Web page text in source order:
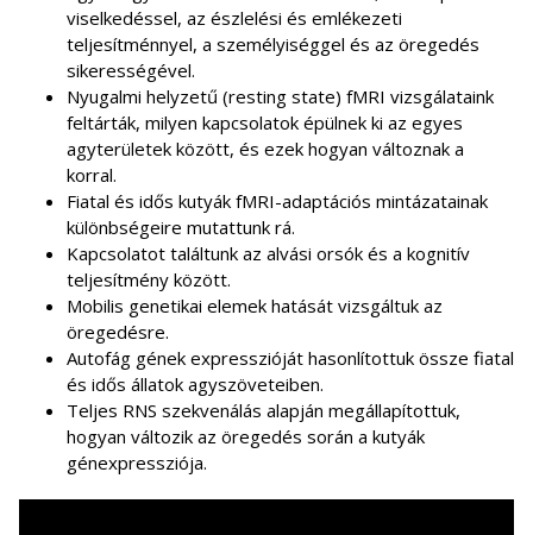
viselkedéssel, az észlelési és emlékezeti
teljesítménnyel, a személyiséggel és az öregedés
sikerességével.
Nyugalmi helyzetű (resting state) fMRI vizsgálataink
feltárták, milyen kapcsolatok épülnek ki az egyes
agyterületek között, és ezek hogyan változnak a
korral.
Fiatal és idős kutyák fMRI-adaptációs mintázatainak
különbségeire mutattunk rá.
Kapcsolatot találtunk az alvási orsók és a kognitív
teljesítmény között.
Mobilis genetikai elemek hatását vizsgáltuk az
öregedésre.
Autofág gének expresszióját hasonlítottuk össze fiatal
és idős állatok agyszöveteiben.
Teljes RNS szekvenálás alapján megállapítottuk,
hogyan változik az öregedés során a kutyák
génexpressziója.